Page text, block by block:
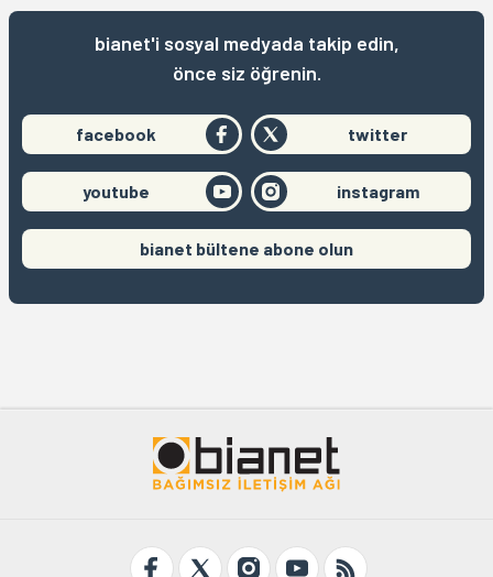
bianet'i sosyal medyada takip edin,
önce siz öğrenin.
facebook twitter
youtube instagram
bianet bültene abone olun